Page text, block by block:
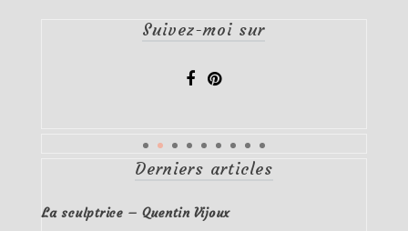
Suivez-moi sur
Derniers articles
La sculptrice – Quentin Vijoux